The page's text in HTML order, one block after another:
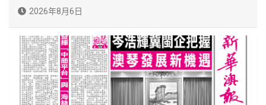
2026年8月6日